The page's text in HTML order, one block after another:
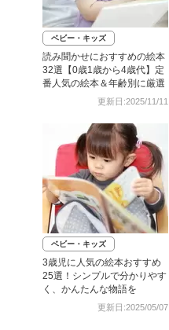
ベビー・キッズ
読み聞かせにおすすめの絵本
32選【0歳1歳から4歳代】定
番人気の絵本＆年齢別に厳選
更新日:2025/11/11
ベビー・キッズ
3歳児に人気の絵本おすすめ
25選！シンプルで分かりやす
く、かんたんな物語を
更新日:2025/05/07